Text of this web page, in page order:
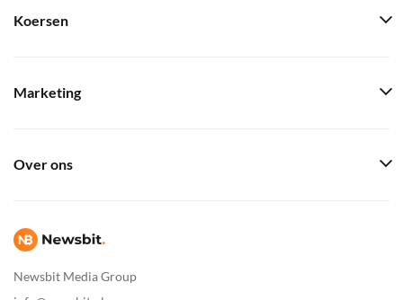
Newsbit Media Group
Koersen
Marketing
Over ons